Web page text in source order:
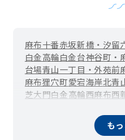
麻布十番赤坂新橋・汐留
白金高輪白金台神谷町・
台場青山一丁目・外苑前
麻布狸穴町愛宕海岸北青
芝大門白金高輪西麻布西
も